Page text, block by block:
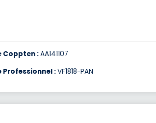
Coppten :AA141107
Professionnel :VF1818-PAN